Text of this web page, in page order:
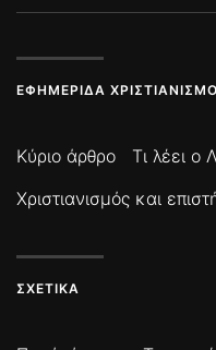
ΕΦΗΜΕΡΊΔΑ
Κύριο άρθρο Τι λέει ο
Χριστιανισμός και
ΣΧΕΤΙΚΆ